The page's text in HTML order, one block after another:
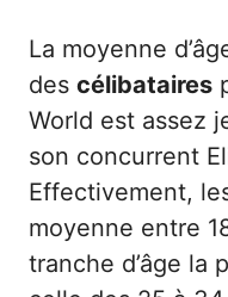
La moyenne
des célibataires
World est assez
son concurrent
Effectivement,
moyenne entre
tranche d’âge la